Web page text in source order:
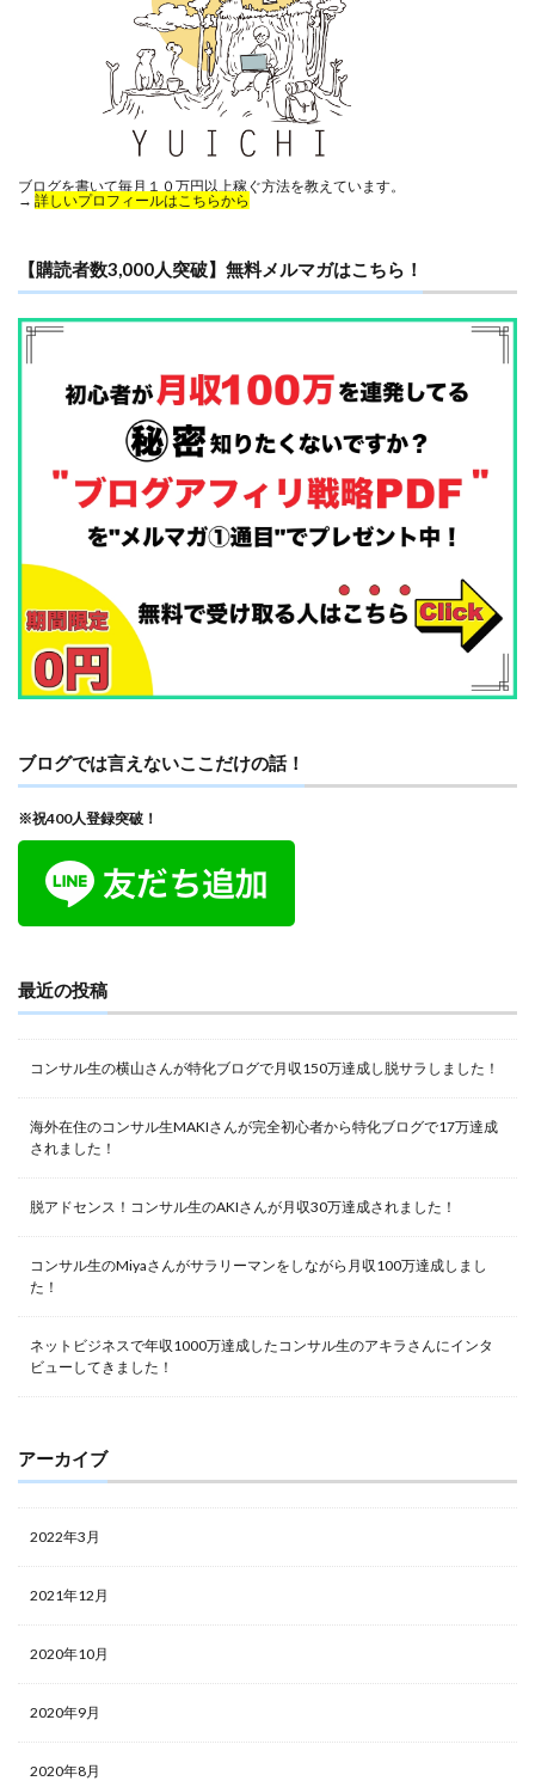
ブログを書いて毎月１０万円以上稼ぐ方法を教えています。
→ 詳しいプロフィールはこちらから
【購読者数3,000人突破】無料メルマガはこちら！
ブログでは言えないここだけの話！
※祝400人登録突破！
最近の投稿
コンサル生の横山さんが特化ブログで月収150万達成し脱サラしました！
海外在住のコンサル生MAKIさんが完全初心者から特化ブログで17万達成
されました！
脱アドセンス！コンサル生のAKIさんが月収30万達成されました！
コンサル生のMiyaさんがサラリーマンをしながら月収100万達成しまし
た！
ネットビジネスで年収1000万達成したコンサル生のアキラさんにインタ
ビューしてきました！
アーカイブ
2022年3月
2021年12月
2020年10月
2020年9月
2020年8月